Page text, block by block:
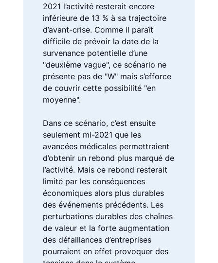
2021 l’activité resterait encore
inférieure de 13 % à sa trajectoire
d’avant-crise. Comme il paraît
difficile de prévoir la date de la
survenance potentielle d’une
"deuxième vague", ce scénario ne
présente pas de "W" mais s’efforce
de couvrir cette possibilité "en
moyenne".
Dans ce scénario, c’est ensuite
seulement mi-2021 que les
avancées médicales permettraient
d’obtenir un rebond plus marqué de
l’activité. Mais ce rebond resterait
limité par les conséquences
économiques alors plus durables
des événements précédents. Les
perturbations durables des chaînes
de valeur et la forte augmentation
des défaillances d’entreprises
pourraient en effet provoquer des